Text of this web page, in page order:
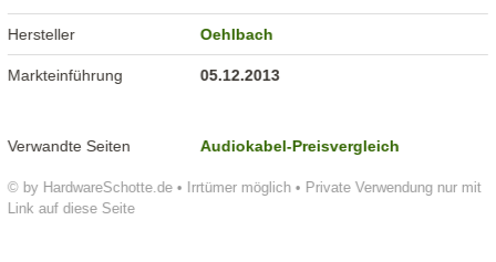
© by HardwareSchotte.de • Irrtümer möglich • Private Verwendung nur mit
Link auf diese Seite
Hersteller Oehlbach
Markteinführung 05.12.2013
Verwandte Seiten Audiokabel-Preisvergleich